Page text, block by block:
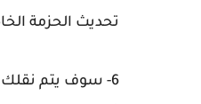
تحديث الحزمة
6- سوف يتم نقلك